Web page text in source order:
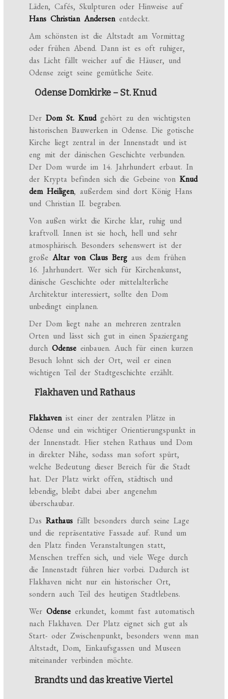
Läden, Cafés, Skulpturen oder Hinweise auf
Hans Christian Andersenentdeckt.
Am schönsten ist die Altstadt am Vormittag
oder frühen Abend. Dann ist es oft ruhiger,
das Licht fällt weicher auf die Häuser, und
Odense zeigt seine gemütliche Seite.
Odense Domkirke – St. Knud
DerDom St. Knudgehört zu den wichtigsten
historischen Bauwerken in Odense. Die gotische
Kirche liegt zentral in der Innenstadt und ist
eng mit der dänischen Geschichte verbunden.
Der Dom wurde im 14. Jahrhundert erbaut. In
der Krypta befinden sich die Gebeine vonKnud
dem Heiligen, außerdem sind dort König Hans
und Christian II. begraben.
Von außen wirkt die Kirche klar, ruhig und
kraftvoll. Innen ist sie hoch, hell und sehr
atmosphärisch. Besonders sehenswert ist der
großeAltar von Claus Berg aus dem frühen
16. Jahrhundert. Wer sich für Kirchenkunst,
dänische Geschichte oder mittelalterliche
Architektur interessiert, sollte den Dom
unbedingt einplanen.
Der Dom liegt nahe an mehreren zentralen
Orten und lässt sich gut in einen Spaziergang
durchOdense einbauen. Auch für einen kurzen
Besuch lohnt sich der Ort, weil er einen
wichtigen Teil der Stadtgeschichte erzählt.
Flakhaven und Rathaus
Flakhavenist einer der zentralen Plätze in
Odense und ein wichtiger Orientierungspunkt in
der Innenstadt. Hier stehen Rathaus und Dom
in direkter Nähe, sodass man sofort spürt,
welche Bedeutung dieser Bereich für die Stadt
hat. Der Platz wirkt offen, städtisch und
lebendig, bleibt dabei aber angenehm
überschaubar.
DasRathaus fällt besonders durch seine Lage
und die repräsentative Fassade auf. Rund um
den Platz finden Veranstaltungen statt,
Menschen treffen sich, und viele Wege durch
die Innenstadt führen hier vorbei. Dadurch ist
Flakhaven nicht nur ein historischer Ort,
sondern auch Teil des heutigen Stadtlebens.
WerOdense erkundet, kommt fast automatisch
nach Flakhaven. Der Platz eignet sich gut als
Start- oder Zwischenpunkt, besonders wenn man
Altstadt, Dom, Einkaufsgassen und Museen
miteinander verbinden möchte.
Brandts und das kreative Viertel